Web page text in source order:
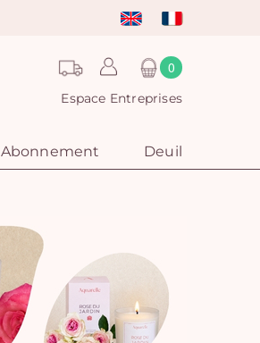
0
Espace Entreprises
Abonnement Deuil